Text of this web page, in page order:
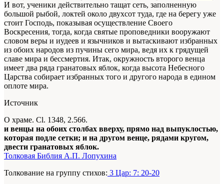
И вот, ученики действительно тащат сеть, заполненную
большой рыбой, локтей около двухсот туда, где на берегу уже
стоит Господь, показывая осуществление Своего
Воскресения, тогда, когда святые проповедники вооружают
словом веры и иудеев и язычников и вытаскивают избранных
из обоих народов из пучины сего мира, ведя их к грядущей
славе мира и бессмертия. Итак, окружность второго венца
имеет два ряда гранатовых яблок, когда высота Небесного
Царства собирает избранных того и другого народа в едином
оплоте мира.
Источник
О храме. Сl. 1348, 2.566.
и венцы на обоих столбах вверху, прямо над выпуклостью,
которая подле сетки; и на другом венце, рядами кругом,
двести гранатовых яблок.
Толковая Библия А.П. Лопухина
Толкование на группу стихов: 3 Цар: 7: 20-20